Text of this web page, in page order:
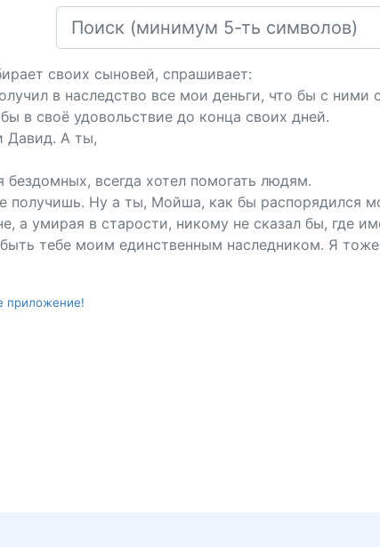
своих сыновей, спрашивает:
в наследство все мои деньги, что бы с ними
в своё удовольствие до конца своих дней.
Давид. А ты,
всегда хотел помогать людям.
получишь. Ну а ты, Мойша, как бы распорядился
а умирая в старости, никому не сказал бы, где
тебе моим единственным наследником. Я тоже
приложение!